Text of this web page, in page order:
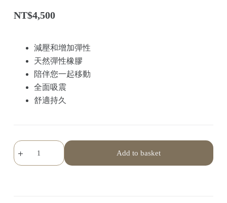
NT$4,500
減壓和增加彈性
天然彈性橡膠
陪伴您一起移動
全面吸震
舒適持久
Add to basket